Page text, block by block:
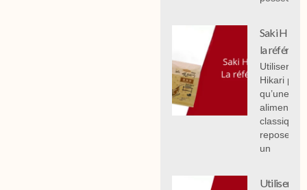
Saki
la
Utiliser
Hikari
qu’une
classique
repose sur
un
Utiliser le